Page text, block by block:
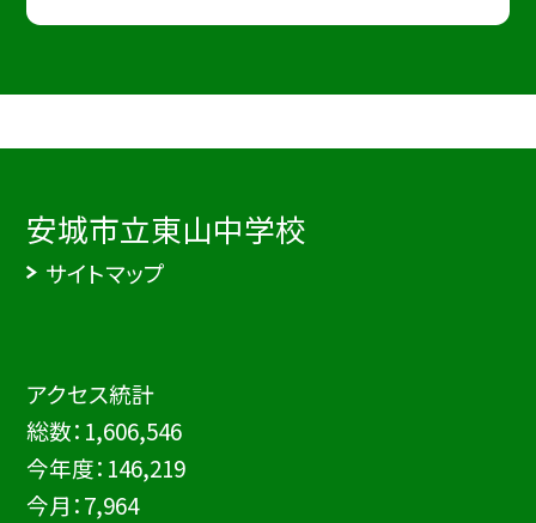
安城市立東山中学校
サイトマップ
アクセス統計
総数： 1,606,546
今年度： 146,219
今月：7,964